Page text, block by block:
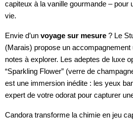
capiteux à la vanille gourmande – pour
vie.
Envie d’un voyage sur mesure ? Le
(Marais) propose un
notes à explorer. Les adeptes de luxe
“Sparkling Flower” (verre de
est une immersion inédite : les yeux
expert de votre odorat pour capturer
Candora transforme la chimie en jeu